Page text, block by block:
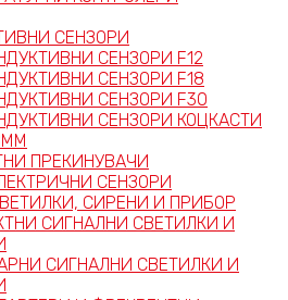
СЕНЗОРИ
СЕНЗОРИ F12
СЕНЗОРИ F18
СЕНЗОРИ F30
СЕНЗОРИ КОЦКАСТИ
ПРЕКИНУВАЧИ
СЕНЗОРИ
СИРЕНИ И ПРИБОР
СИГНАЛНИ СВЕТИЛКИ И
СИГНАЛНИ СВЕТИЛКИ И